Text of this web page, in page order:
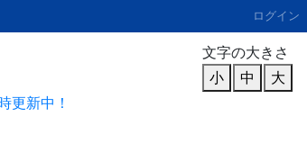
ログイン
文字の大きさ
小
中
大
更新中！